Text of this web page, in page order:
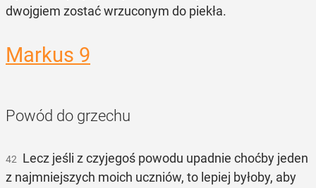
dwojgiem zostać wrzuconym do piekła.
Markus 9
Powód do grzechu
42 Lecz jeśli z czyjegoś powodu upadnie choćby jeden
z najmniejszych moich uczniów, to lepiej byłoby, aby